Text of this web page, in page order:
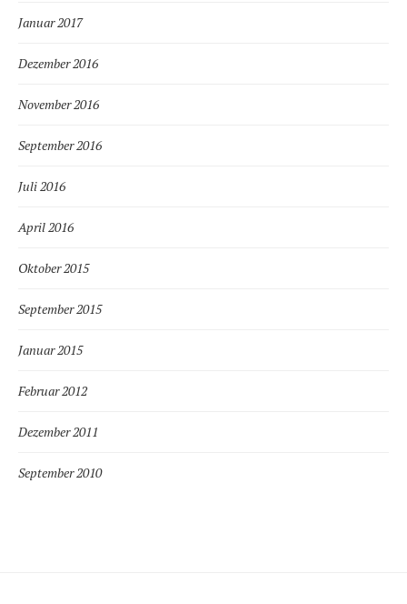
Januar 2017
Dezember 2016
November 2016
September 2016
Juli 2016
April 2016
Oktober 2015
September 2015
Januar 2015
Februar 2012
Dezember 2011
September 2010